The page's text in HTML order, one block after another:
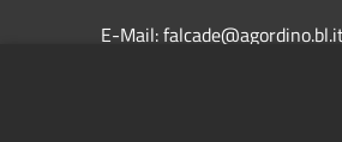
E-Mail: